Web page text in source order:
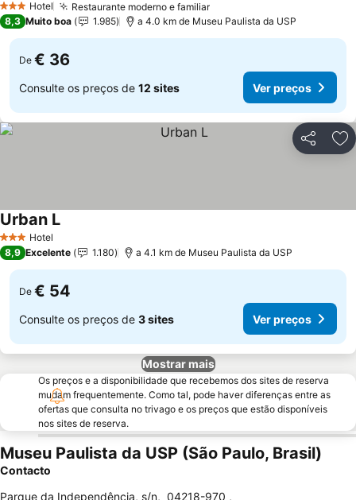
3 EstrelasHotel Restaurante moderno e familiarVer preços
8,3 Muito boa 1.985 a 4.0 km de Museu Paulista da USP
De € 36
Consulte os preços de 12 sites Ver preços
Partilhar
3 EstrelasHotel
Urban LVer preços
8,9 Excelente 1.180 a 4.1 km de Museu Paulista da USP
De € 54
Consulte os preços de 3 sites Ver preços
Mostrar mais
Os preços e a disponibilidade que recebemos dos sites de reserva
mudam frequentemente. Como tal, pode haver diferenças entre as
ofertas que consulta no trivago e os preços que estão disponíveis
nos sites de reserva.
Museu Paulista da USP (São Paulo, Brasil)
Contacto
Parque da Independência, s/n, 04218-970 ,